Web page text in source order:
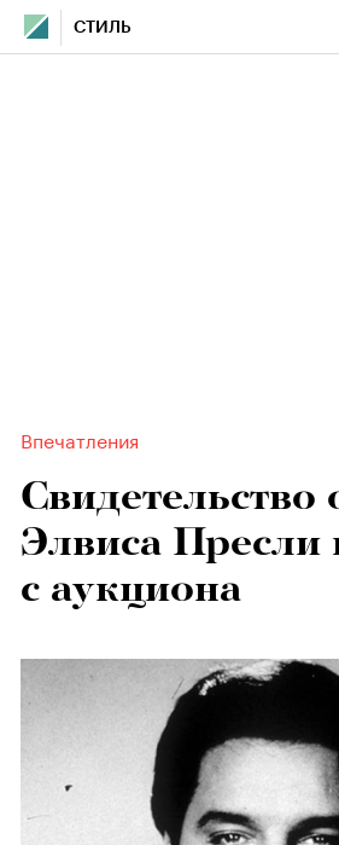
СТИЛЬ
Впечатления
Свидетельство
Элвиса Пресли
с аукциона